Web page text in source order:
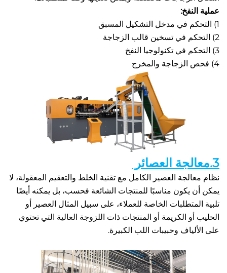
نظام معالجة العصير الكامل مع تقنية الخلط والتعقيم المعقولة، لا
يمكن أن يكون مناسبًا للمنتجات الشائعة فحسب، بل يمكنه أيضًا
الحليب أو الكريمة أو المنتجات ذات اللزوجة العالية التي تحتوي
وحبيبات اللب الكبيرة.